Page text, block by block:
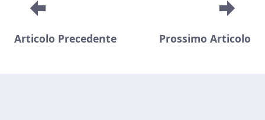
Articolo Precedente Prossimo Articolo